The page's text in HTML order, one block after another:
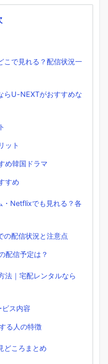
こで見れる？配信状況一
らU-NEXTがおすすめな
ット
め韓国ドラマ
すめ
・Netflixでも見れる？各
の配信状況と注意点
配信予定は？
法｜宅配レンタルなら
ス内容
る人の特徴
どころまとめ